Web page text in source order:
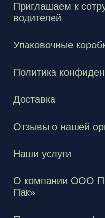
Приглашаем к
водителей
Упаковочные
Политика
Доставка
Отзывы о нашей
Наши услуги
О компании ООО
Пак»